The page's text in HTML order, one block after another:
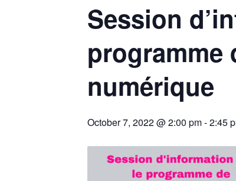
Session
programme
numérique
October 7, 2022 @ 2:00 pm-2:45